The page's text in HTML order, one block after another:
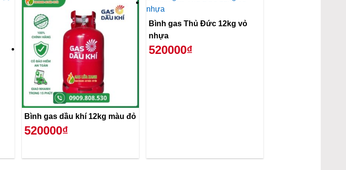
Bình gas dầu khí 12kg màu đỏ
520000₫
Bình gas Thủ Đức 12kg vỏ
nhựa
520000₫